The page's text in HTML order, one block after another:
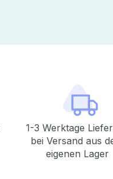
1-3 Werktage
bei Versand aus
eigenen Lager